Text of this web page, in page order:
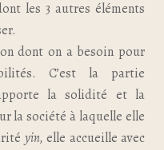
les 3 autres éléments
dont on a besoin pour
C’est la partie
la solidité et la
la société à laquelle elle
yin, elle accueille avec